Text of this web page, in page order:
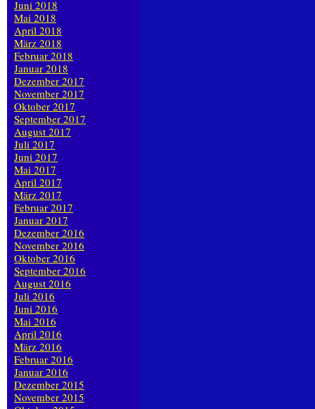
Juni 2018
Mai 2018
April 2018
März 2018
Februar 2018
Januar 2018
Dezember 2017
November 2017
Oktober 2017
September 2017
August 2017
Juli 2017
Juni 2017
Mai 2017
April 2017
März 2017
Februar 2017
Januar 2017
Dezember 2016
November 2016
Oktober 2016
September 2016
August 2016
Juli 2016
Juni 2016
Mai 2016
April 2016
März 2016
Februar 2016
Januar 2016
Dezember 2015
November 2015